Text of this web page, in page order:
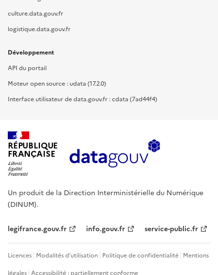
culture.data.gouv.fr
logistique.data.gouv.fr
Développement
API du portail
Moteur open source : udata (17.2.0)
Interface utilisateur de data.gouv.fr : cdata (7ad44f4)
RÉPUBLIQUE
FRANÇAISE
Un produit de la Direction Interministérielle du Numérique
(DINUM).
legifrance.gouv.fr info.gouv.fr service-public.fr
Licences Modalités d'utilisation Politique de confidentialité Mentions
légales Accessibilité : partiellement conforme